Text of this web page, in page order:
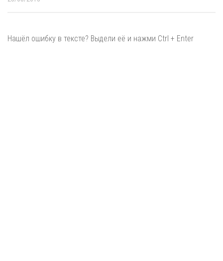
Нашёл ошибку в тексте? Выдели её и нажми Ctrl + Enter